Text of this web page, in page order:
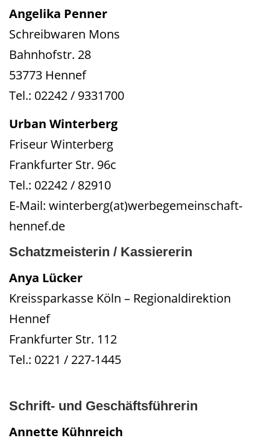
Angelika Penner
Schreibwaren Mons
Bahnhofstr. 28
53773 Hennef
Tel.: 02242 / 9331700
Urban Winterberg
Friseur Winterberg
Frankfurter Str. 96c
Tel.: 02242 / 82910
E-Mail: winterberg(at)werbegemeinschaft-
hennef.de
Schatzmeisterin / Kassiererin
Anya Lücker
Kreissparkasse Köln – Regionaldirektion
Hennef
Frankfurter Str. 112
Tel.: 0221 / 227-1445
Schrift- und Geschäftsführerin
Annette Kühnreich